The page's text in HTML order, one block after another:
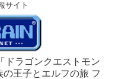
サイト
ドラゴンクエストモン
の王子とエルフの旅 フ